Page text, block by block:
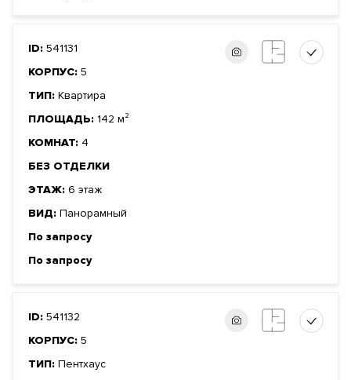
ID: 541131
КОРПУС: 5
ТИП: Квартира
ПЛОЩАДЬ: 142 м²
КОМНАТ: 4
БЕЗ ОТДЕЛКИ
ЭТАЖ: 6 этаж
ВИД: Панорамный
По запросу
По запросу
ID: 541132
КОРПУС: 5
ТИП: Пентхаус